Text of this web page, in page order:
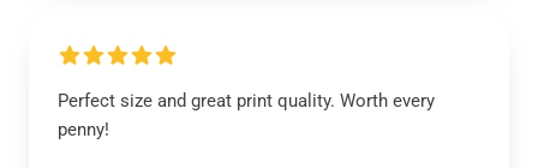
Perfect size and great print quality. Worth every
penny!